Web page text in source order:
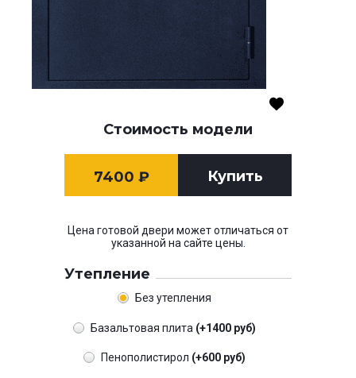
Стоимость модели
7400 ₽ Купить
Цена готовой двери может отличаться от
указанной на сайте цены.
Утепление
Без утепления
Базальтовая плита (+1400 руб)
Пенополистирол (+600 руб)